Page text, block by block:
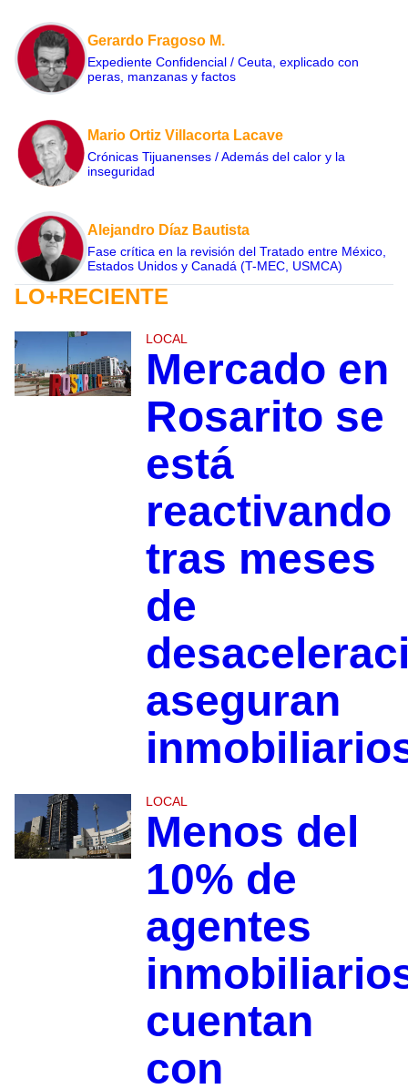
Gerardo Fragoso M.
Expediente Confidencial / Ceuta, explicado con
peras, manzanas y factos
Mario Ortiz Villacorta Lacave
Crónicas Tijuanenses / Además del calor y la
inseguridad
Alejandro Díaz Bautista
Fase crítica en la revisión del Tratado entre México,
Estados Unidos y Canadá (T-MEC, USMCA)
LO+RECIENTE
LOCAL
Mercado en
Rosarito se
está
reactivando
tras meses
de
aseguran
LOCAL
Menos del
10% de
agentes
cuentan
con